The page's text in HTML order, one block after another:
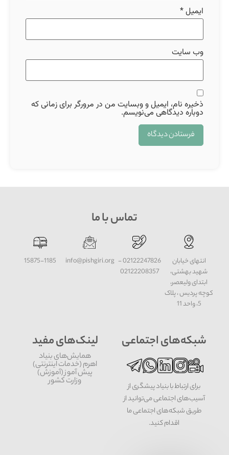
ایمیل*
وب‌ سایت
ذخیره نام، ایمیل و وبسایت من در مرورگر برای زمانی که
دوباره دیدگاهی می‌نویسم.
تماس با ما
انتهای خیابان
شهید بهشتی،
ابتدای ولیعصر،
کوچه پردیس ، پلاک
5، واحد 11
02122247826 -
02122208357
info@pishgiri.org
15875-1185
شبکه‌های اجتماعی
برای ارتباط با بنیاد پیشگری از
آسیب‌های اجتماعی می‌توانید از
طریق شبکه‌‎های اجتماعی ما
اقدام کنید.
لینک‌های مفید
همایش‌های بنیاد
اهرم (خدمات اینترنتی)
پیش آموز (آموزش)
وزارت کشور